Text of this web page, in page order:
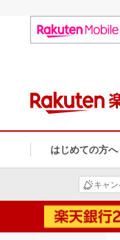
はじめての方へ
キャ